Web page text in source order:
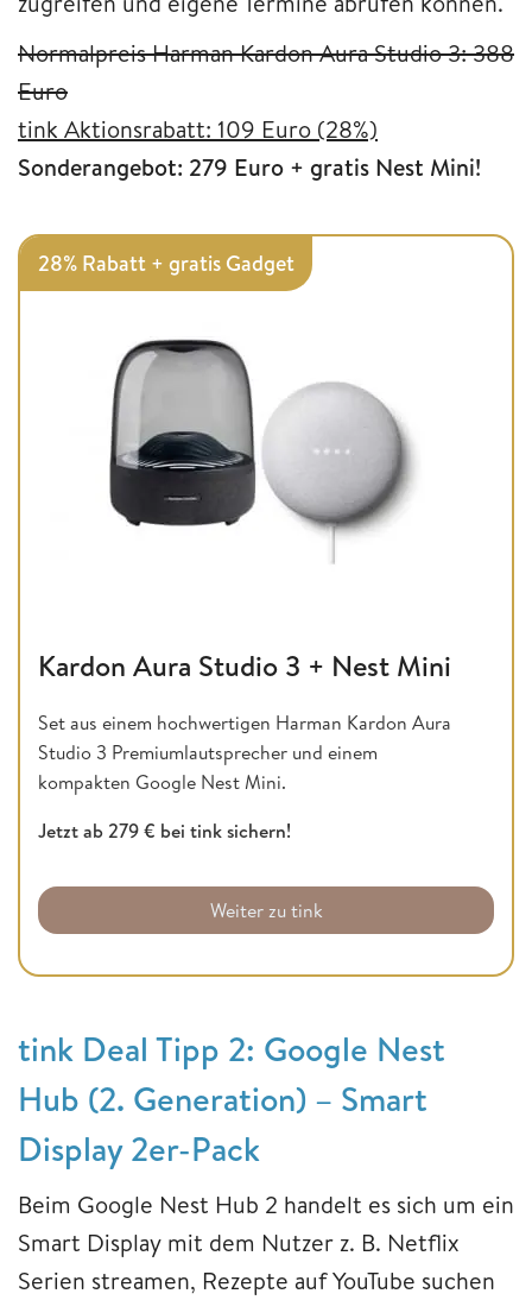
Normalpreis Harman Kardon Aura Studio 3: 388
Euro
tink Aktionsrabatt: 109 Euro (28%)
Sonderangebot: 279 Euro + gratis Nest Mini!
28% Rabatt + gratis Gadget
Kardon Aura Studio 3 + Nest Mini
Set aus einem hochwertigen Harman Kardon Aura
Studio 3 Premiumlautsprecher und einem
kompakten Google Nest Mini.
Jetzt ab 279 € bei tink sichern!
Weiter zu tink
tink Deal Tipp 2: Google Nest
Hub (2. Generation) – Smart
Display 2er-Pack
Beim Google Nest Hub 2 handelt es sich um ein
Smart Display mit dem Nutzer z. B. Netflix
Serien streamen, Rezepte auf YouTube suchen